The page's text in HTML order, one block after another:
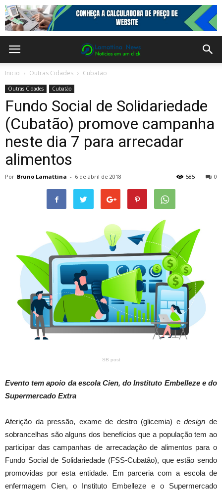
Inicio Outras Cidades Cubatão
Outras Cidades Cubatão
Fundo Social de Solidariedade
(Cubatão) promove campanha
neste dia 7 para arrecadar
alimentos
Por Bruno Lamattina - 6 de abril de 2018 0
585
SB post
Evento tem apoio da escola Cien, do Instituto Embelleze e do
Supermercado Extra
Aferição da pressão, exame de destro (glicemia) edesign de
sobrancelhas são alguns dos benefícios que a população tem ao
participar das campanhas de arrecadação de alimentos para o
Fundo Social de Solidariedade (FSS-Cubatão), que estão sendo
promovidas por esta entidade. Em parceria com a escola de
enfermagem Cien, o Instituto Embelleze e o Supermercado